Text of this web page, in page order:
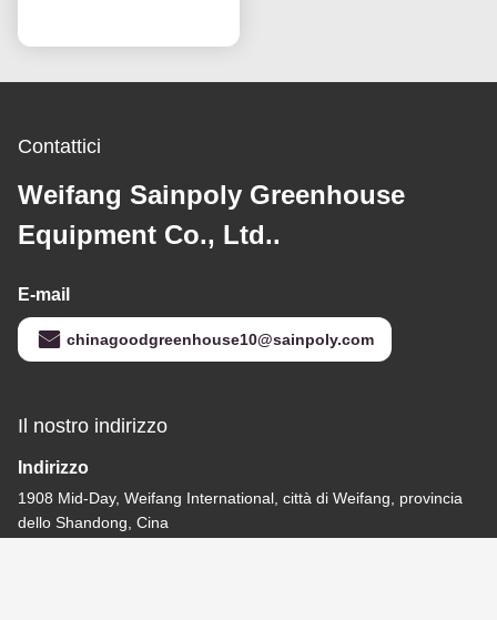
Contattici
Weifang Sainpoly Greenhouse
Equipment Co., Ltd..
E-mail
chinagoodgreenhouse10@sainpoly.com
Il nostro indirizzo
Indirizzo
1908 Mid-Day, Weifang International, città di Weifang, provincia
dello Shandong, Cina